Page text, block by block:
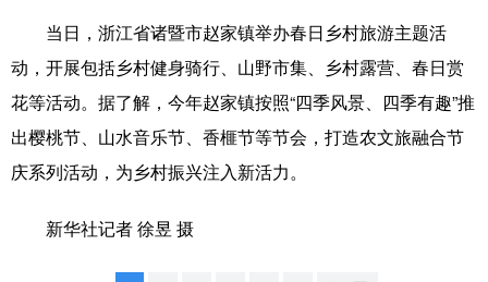
文化产业
地方频道
北京 天津
当日，浙江省诸暨市赵家镇举办春日乡村旅游主题活
动，开展包括乡村健身骑行、山野市集、乡村露营、春日赏
花等活动。据了解，今年赵家镇按照“四季风景、四季有趣”推
出樱桃节、山水音乐节、香榧节等节会，打造农文旅融合节
庆系列活动，为乡村振兴注入新活力。
新华社记者 徐昱 摄